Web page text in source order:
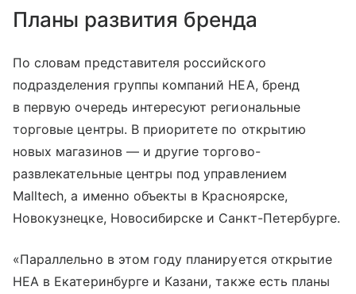
Планы развития бренда
По словам представителя российского
подразделения группы компаний HEA, бренд
в первую очередь интересуют региональные
торговые центры. В приоритете по открытию
новых магазинов — и другие торгово-
развлекательные центры под управлением
Malltech, а именно объекты в Красноярске,
Новокузнецке, Новосибирске и Санкт-Петербурге.
«Параллельно в этом году планируется открытие
HEA в Екатеринбурге и Казани, также есть планы